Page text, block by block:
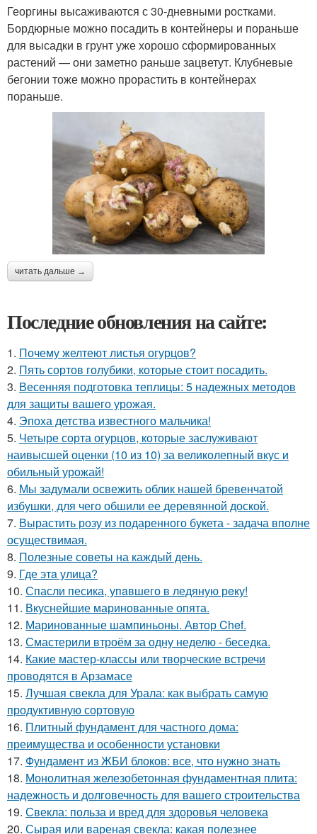
Георгины высаживаются с 30-дневными ростками.
Бордюрные можно посадить в контейнеры и пораньше
для высадки в грунт уже хорошо сформированных
растений — они заметно раньше зацветут. Клубневые
бегонии тоже можно прорастить в контейнерах
пораньше.
читать дальше →
Последние обновления на сайте:
1. Почему желтеют листья огурцов?
2. Пять сортов голубики, которые стоит посадить.
3. Весенняя подготовка теплицы: 5 надежных методов
для защиты вашего урожая.
4. Эпоха детства известного мальчика!
5. Четыре сорта огурцов, которые заслуживают
наивысшей оценки (10 из 10) за великолепный вкус и
обильный урожай!
6. Мы задумали освежить облик нашей бревенчатой
избушки, для чего обшили ее деревянной доской.
7. Вырастить розу из подаренного букета - задача вполне
осуществимая.
8. Полезные советы на каждый день.
9. Где этa улица?
10. Спасли песика, упaвшего в ледяную рeку!
11. Вкуснейшие маринованные опята.
12. Маринованные шампиньоны. Автор Chef.
13. Смастерили втроём за одну неделю - беседка.
14. Какие мастер-классы или творческие встречи
проводятся в Арзамасе
15. Лучшая свекла для Урала: как выбрать самую
продуктивную сортовую
16. Плитный фундамент для частного дома:
преимущества и особенности установки
17. Фундамент из ЖБИ блоков: все, что нужно знать
18. Монолитная железобетонная фундаментная плита:
надежность и долговечность для вашего строительства
19. Свекла: польза и вред для здоровья человека
20. Сырая или вареная свекла: какая полезнее